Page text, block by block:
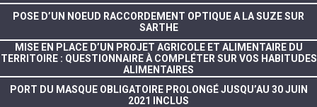
POSE D’UN NOEUD RACCORDEMENT OPTIQUE A LA SUZE SUR
SARTHE
MISE EN PLACE D’UN PROJET AGRICOLE ET ALIMENTAIRE DU
TERRITOIRE : QUESTIONNAIRE À COMPLÉTER SUR VOS HABITUDES
ALIMENTAIRES
PORT DU MASQUE OBLIGATOIRE PROLONGÉ JUSQU’AU 30 JUIN
2021 INCLUS